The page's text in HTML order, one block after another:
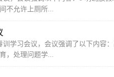
不允许上厕所...
训学习会议，会议强调了以下内容
，处理问题学...